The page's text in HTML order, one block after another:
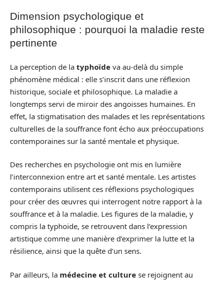
Dimension psychologique et
philosophique : pourquoi la maladie reste
pertinente
La perception de la typhoïde va au-delà du simple
phénomène médical : elle s’inscrit dans une réflexion
historique, sociale et philosophique. La maladie a
longtemps servi de miroir des angoisses humaines. En
effet, la stigmatisation des malades et les représentations
culturelles de la souffrance font écho aux préoccupations
contemporaines sur la santé mentale et physique.
Des recherches en psychologie ont mis en lumière
l’interconnexion entre art et santé mentale. Les artistes
contemporains utilisent ces réflexions psychologiques
pour créer des œuvres qui interrogent notre rapport à la
souffrance et à la maladie. Les figures de la maladie, y
compris la typhoïde, se retrouvent dans l’expression
artistique comme une manière d’exprimer la lutte et la
résilience, ainsi que la quête d’un sens.
Par ailleurs, la médecine et culture se rejoignent au